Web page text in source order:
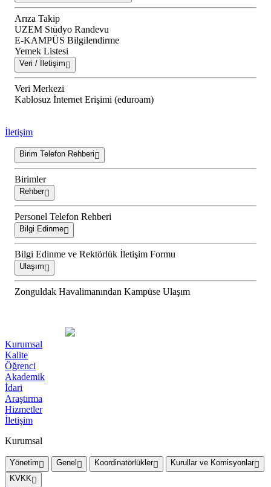
Arıza Takip
UZEM Stüdyo Randevu
E-KAMPÜS Bilgilendirme
Yemek Listesi
Veri / İletişim
Veri Merkezi
Kablosuz İnternet Erişimi (eduroam)
İletişim
Birim Telefon Rehberi
Birimler
Rehber
Personel Telefon Rehberi
Bilgi Edinme
Bilgi Edinme ve Rektörlük İletişim Formu
Ulaşım
Zonguldak Havalimanından Kampüse Ulaşım
Kurumsal
Kalite
Öğrenci
Akademik
İdari
Araştırma
Hizmetler
İletişim
Kurumsal
Yönetim Genel Koordinatörlükler
Kurullar ve Komisyonlar
KVKK